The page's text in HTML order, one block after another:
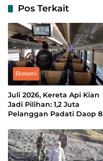
Pos Terkait
Ekonomi
Juli 2026, Kereta Api Kian
Jadi Pilihan: 1,2 Juta
Pelanggan Padati Daop 8